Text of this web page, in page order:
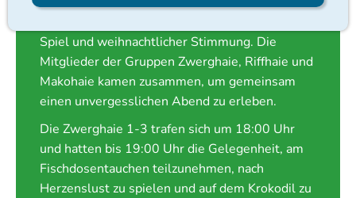
Spiel und weihnachtlicher Stimmung. Die
Mitglieder der Gruppen Zwerghaie, Riffhaie und
Makohaie kamen zusammen, um gemeinsam
einen unvergesslichen Abend zu erleben.
Die Zwerghaie 1-3 trafen sich um 18:00 Uhr
und hatten bis 19:00 Uhr die Gelegenheit, am
Fischdosentauchen teilzunehmen, nach
Herzenslust zu spielen und auf dem Krokodil zu